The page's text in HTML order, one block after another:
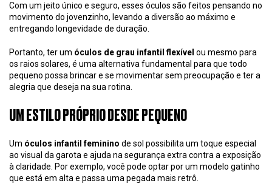
Com um jeito único e seguro, esses óculos são feitos pensando no
movimento do jovenzinho, levando a diversão ao máximo e
entregando longevidade de duração.
Portanto, ter um óculos de grau infantil flexível ou mesmo para
os raios solares, é uma alternativa fundamental para que todo
pequeno possa brincar e se movimentar sem preocupação e ter a
alegria que deseja na sua rotina.
UM ESTILO PRÓPRIO DESDE PEQUENO
Um óculos infantil feminino de sol possibilita um toque especial
ao visual da garota e ajuda na segurança extra contra a exposição
à claridade. Por exemplo, você pode optar por um modelo gatinho
que está em alta e passa uma pegada mais retrô.